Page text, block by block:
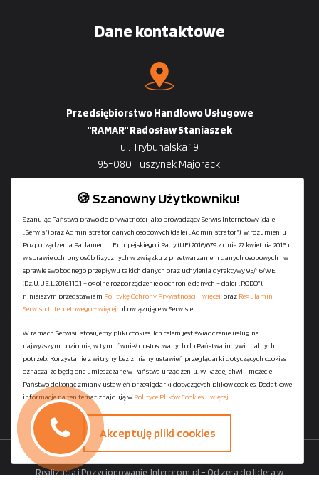
Dane kontaktowe
Przedsiębiorstwo Handlowo Usługowe
"RAMAR" Radosław Staniaszek
ul. Trybunalska 19
95-080 Tuszynek Majoracki
+48729-133-333
biuro@601144444.pl
Kontakt
Regulamin serwisu
Polityka Ochrony Prywatności
Polityka Plików Cookies
Copyright ©StaniaszekKontenery.pl- 2026 All Rights Reserved.
Realizacja i Pozycjonowanie:Interprom.pl – Od zera do lidera w
🍪 Szanowny Użytkowniku!
Szanując Państwa prawo do prywatności jako prowadzący Serwis Internetowy (dalej
„Serwis”) oraz Administrator danych osobowych (dalej „Administrator”), w rozumieniu
Rozporządzenia Parlamentu Europejskiego i Rady (UE) 2016/679 z dnia 27 kwietnia 2016 r.
w sprawie ochrony osób fizycznych w związku z przetwarzaniem danych osobowych i w
sprawie swobodnego przepływu takich danych oraz uchylenia dyrektywy 95/46/WE
(Dz.U.UE.L.2016.119.1 – ogólne rozporządzenie o ochronie danych – dalej „RODO”),
niniejszym przedstawiam Politykę Ochrony Prywatności – więcej, oraz Regulamin
Serwisu Internetowego – więcej, obowiązujące w Serwisie.
W ramach Serwisu stosujemy pliki cookies. Ich celem jest świadczenie usług na
najwyższym poziomie, w tym również dostosowanych do Państwa indywidualnych
potrzeb. Korzystanie z witryny bez zmiany ustawień przeglądarki dotyczących cookies
oznacza, że będą one umieszczane w Państwa urządzeniu. W każdej chwili możecie
Państwo dokonać zmiany ustawień przeglądarki dotyczących plików cookies. Dodatkowe
informacje na ten temat znajdują w Polityce Plików Cookies – więcej.
Akceptuję pliki cookies